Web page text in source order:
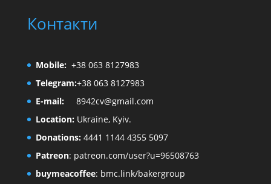
Контакти
Mobile: +38 063 8127983
Telegram:+38 063 8127983
E-mail:
8942cv@gmail.com
Location:Ukraine, Kyiv.
Donations:4441 1144 4355 5097
Patreon: patreon.com/user?u=96508763
buymeacoffee: bmc.link/bakergroup